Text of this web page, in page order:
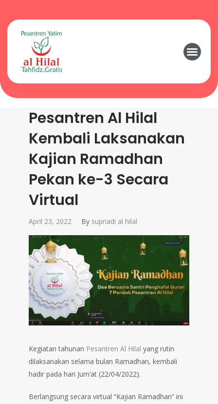
Pesantren Al Hilal
Kembali Laksanakan
Kajian Ramadhan
Pekan ke-3 Secara
Virtual
April 23, 2022 By supriadi al hilal
Kegiatan tahunan Pesantren Al Hilal yang rutin
dilaksanakan selama bulan Ramadhan, kembali
hadir pada hari Jum’at (22/04/2022).
Berlangsung secara virtual “Kajian Ramadhan” ini